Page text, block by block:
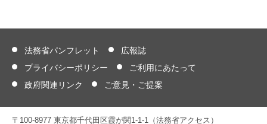
法務省パンフレット
広報誌
プライバシーポリシー
ご利用にあたって
政府関連リンク
ご意見・ご提案
〒100-8977 東京都千代田区霞が関1-1-1（法務省アクセス）